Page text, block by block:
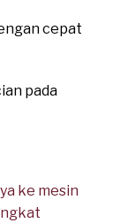
cepat
pada
ke mesin